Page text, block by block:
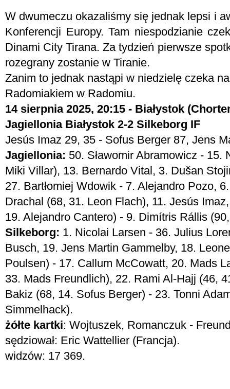
W dwumeczu okazaliśmy się jednak lepsi i
Konferencji Europy. Tam niespodzianie
Dinami City Tirana. Za tydzień pierwsze
rozegrany zostanie w Tiranie.
Zanim to jednak nastąpi w niedzielę czeka
Radomiakiem w Radomiu.
14 sierpnia 2025, 20:15 - Białystok
Jagiellonia Białystok 2-2 Silkeborg IF
Jesús Imaz 29, 35 - Sofus Berger 87, Jens
Jagiellonia: 50. Sławomir Abramowicz - 15.
Miki Villar), 13. Bernardo Vital, 3. Dušan
27. Bartłomiej Wdowik - 7. Alejandro Pozo,
Drachal (68, 31. Leon Flach), 11. Jesús
19. Alejandro Cantero) - 9. Dimítris Rállis
Silkeborg: 1. Nicolai Larsen - 36. Julius
Busch, 19. Jens Martin Gammelby, 18.
Poulsen) - 17. Callum McCowatt, 20. Mads
33. Mads Freundlich), 22. Rami Al-Hajj (46,
Bakiz (68, 14. Sofus Berger) - 23. Tonni
Simmelhack).
żółte kartki: Wojtuszek, Romanczuk -
sędziował: Eric Wattellier (Francja).
widzów: 17 369.